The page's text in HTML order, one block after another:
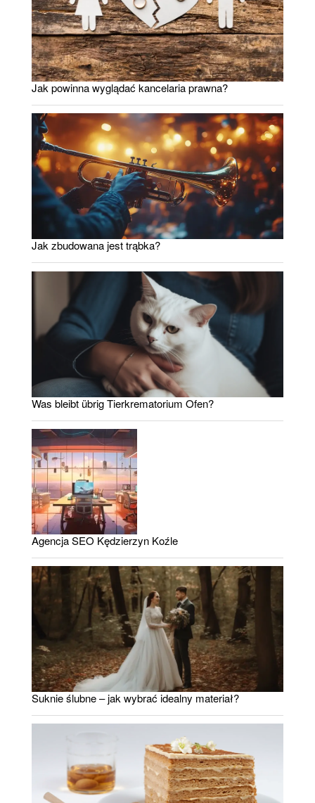
Jak powinna wyglądać kancelaria prawna?
Jak zbudowana jest trąbka?
Was bleibt übrig Tierkrematorium Ofen?
Agencja SEO Kędzierzyn Koźle
Suknie ślubne – jak wybrać idealny materiał?